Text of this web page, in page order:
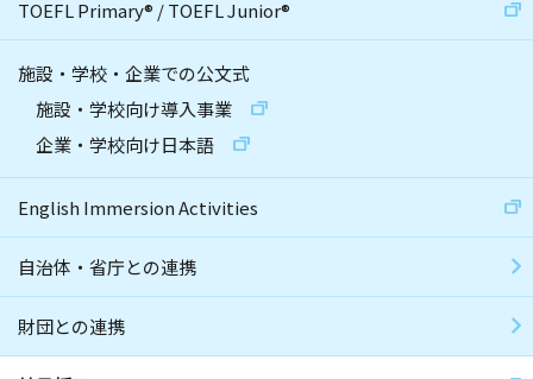
TOEFL Primary® /TOEFL Junior®
施設・学校・企業での公文式
施設・学校向け導入事業
企業・学校向け日本語
English Immersion Activities
自治体・省庁との連携
財団との連携